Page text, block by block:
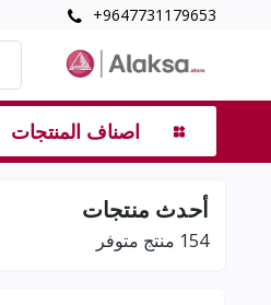
+9647731179653
اصناف المنتجات
أحدث منتجات
154 منتج متوفر